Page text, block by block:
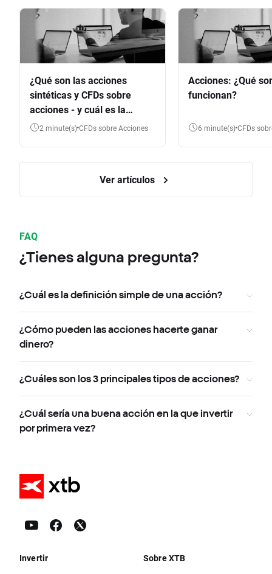
¿Qué son las acciones
sintéticas y CFDs sobre
acciones - y cuál es la
diferencia?
2 minute(s) CFDs sobre Acciones
Acciones: ¿Qué
funcionan?
6 minute(s) CFDs
Ver artículos
FAQ
¿Tienes alguna pregunta?
¿Cuál es la definición simple de una acción?
¿Cómo pueden las acciones hacerte ganar
dinero?
¿Cuáles son los 3 principales tipos de acciones?
¿Cuál sería una buena acción en la que invertir
por primera vez?
Invertir Sobre XTB